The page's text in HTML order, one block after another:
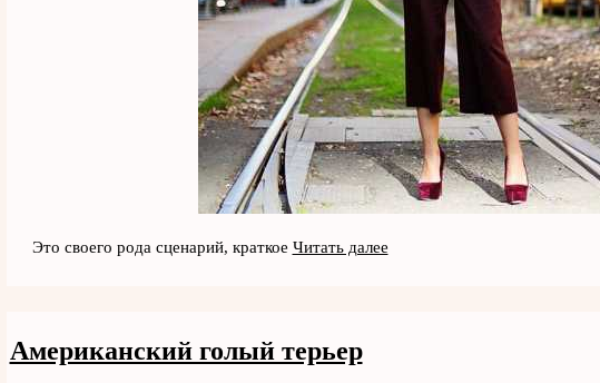
Это своего рода сценарий, краткое Читать далее
Американский голый терьер